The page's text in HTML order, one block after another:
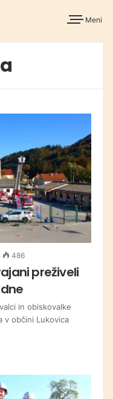
Meni
486
preživeli
in obiskovalke
v občini Lukovica